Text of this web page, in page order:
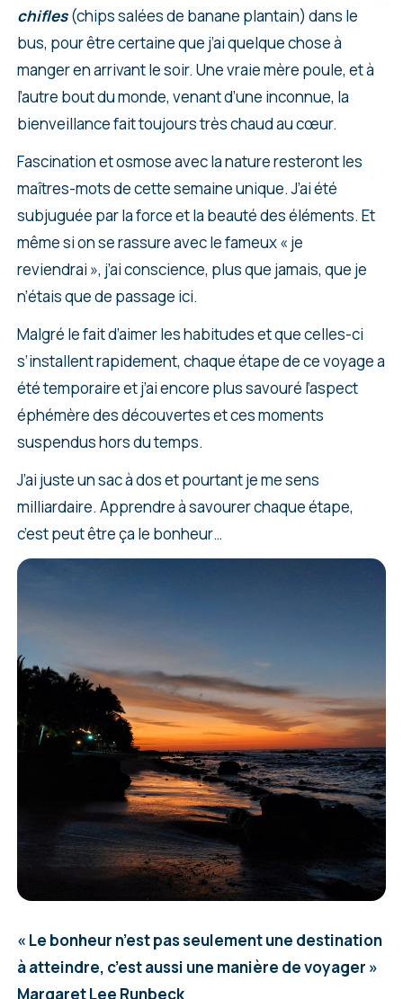
chifles(chips salées de banane plantain) dans le
bus, pour être certaine que j’ai quelque chose à
manger en arrivant le soir. Une vraie mère poule, et à
l’autre bout du monde, venant d’une inconnue, la
bienveillance fait toujours très chaud au cœur.
Fascination et osmose avec la nature resteront les
maîtres-mots de cette semaine unique. J’ai été
subjuguée par la force et la beauté des éléments. Et
même si on se rassure avec le fameux « je
reviendrai », j’ai conscience, plus que jamais, que je
n’étais que de passage ici.
Malgré le fait d’aimer les habitudes et que celles-ci
s’installent rapidement, chaque étape de ce voyage a
été temporaire et j’ai encore plus savouré l’aspect
éphémère des découvertes et ces moments
suspendus hors du temps.
J’ai juste un sac à dos et pourtant je me sens
milliardaire. Apprendre à savourer chaque étape,
c’est peut être ça le bonheur…
« Le bonheur n’est pas seulement une destination
à atteindre, c’est aussi une manière de voyager »
Margaret Lee Runbeck